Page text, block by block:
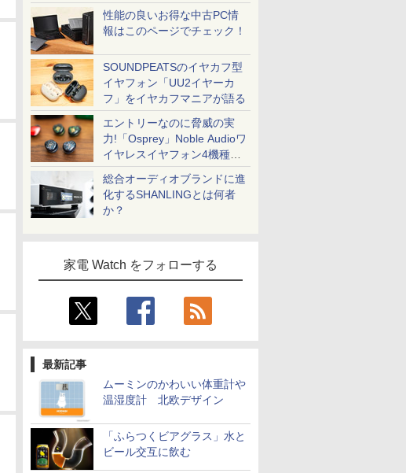
性能の良いお得な中古PC情
報はこのページでチェック！
SOUNDPEATSのイヤカフ型
イヤフォン「UU2イヤーカ
フ」をイヤカフマニアが語る
エントリーなのに脅威の実
力!「Osprey」Noble Audioワ
イヤレスイヤフォン4機種を
一気に聴く
総合オーディオブランドに進
化するSHANLINGとは何者
か？
家電 Watch をフォローする
最新記事
ムーミンのかわいい体重計や
温湿度計 北欧デザイン
「ふらつくビアグラス」水と
ビール交互に飲む